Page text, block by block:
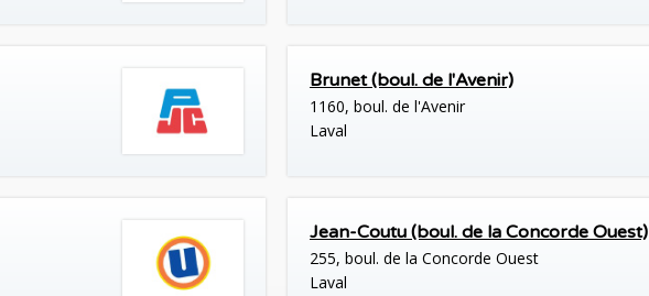
Brunet (boul. de l'Avenir)
1160, boul. de l'Avenir
Laval
Jean-Coutu (boul. de la Concorde Ouest)
255, boul. de la Concorde Ouest
Laval